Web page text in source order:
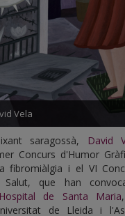
Vela
saragossà, David
Concurs d'Humor
fibromiàlgia i el VI
Salut, que han
de Santa Maria
de Lleida i